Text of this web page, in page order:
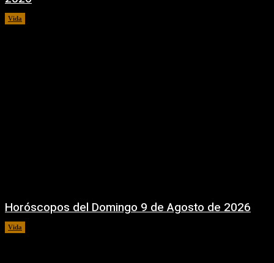
Vida
Horóscopos del Domingo 9 de Agosto de 2026
Vida